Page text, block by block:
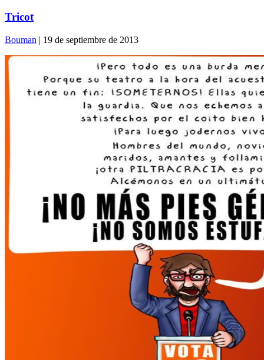
Tricot
Bouman | 19 de septiembre de 2013